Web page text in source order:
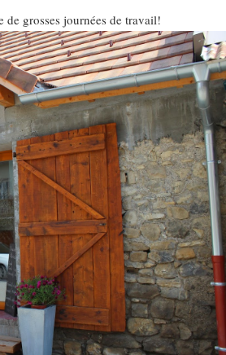
de grosses journées de travail!